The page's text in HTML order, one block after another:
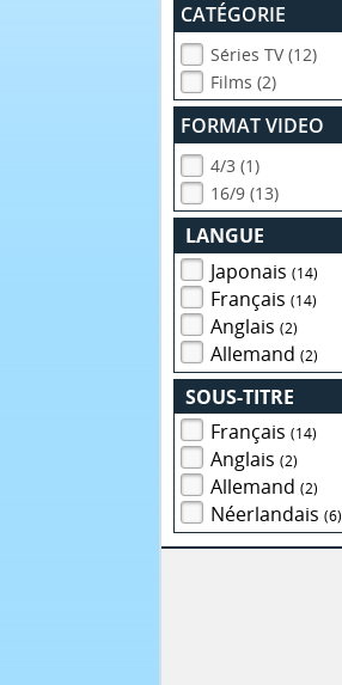
CATÉGORIE
Séries TV (12)
Films (2)
FORMAT VIDEO
4/3 (1)
16/9 (13)
LANGUE
Japonais(14)
Français(14)
Anglais(2)
Allemand(2)
SOUS-TITRE
Français(14)
Anglais(2)
Allemand(2)
Néerlandais(6)